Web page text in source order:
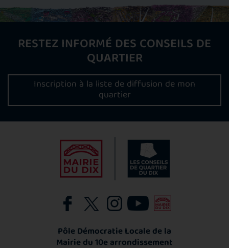
RESTEZ INFORMÉ DES CONSEILS DE
QUARTIER
Inscription à la liste de diffusion de mon
quartier
Pôle Démocratie Locale de la
Mairie du 10e arrondissement